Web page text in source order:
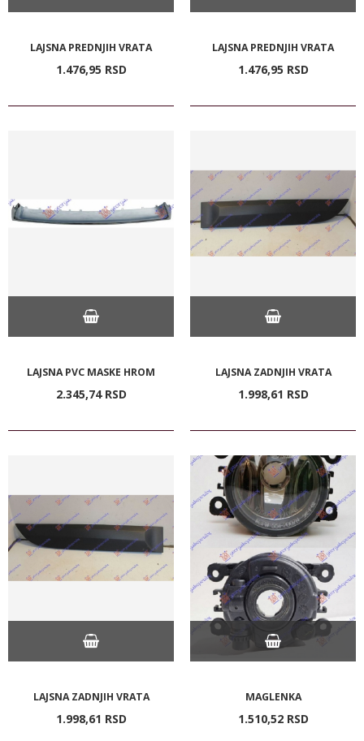
LAJSNA PREDNJIH VRATA
1.476,95 RSD
LAJSNA PREDNJIH VRATA
1.476,95 RSD
LAJSNA PVC MASKE HROM
2.345,74 RSD
LAJSNA ZADNJIH VRATA
1.998,61 RSD
LAJSNA ZADNJIH VRATA
1.998,61 RSD
MAGLENKA
1.510,52 RSD